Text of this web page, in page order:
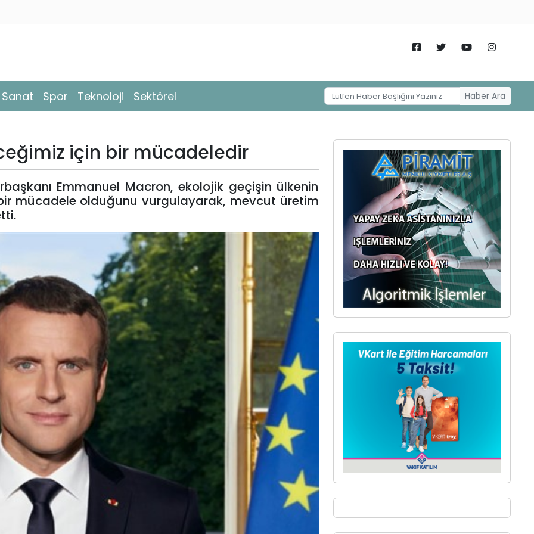
Spor Teknoloji Sektörel Haber Ara
için bir mücadeledir
Emmanuel Macron, ekolojik geçişin ülkenin
mücadele olduğunu vurgulayarak, mevcut üretim